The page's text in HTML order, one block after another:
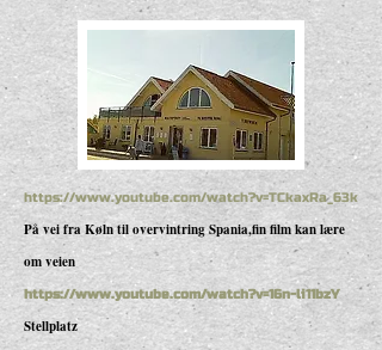
https://www.youtube.com/watch?v=TCkaxRa_63k
På vei fra Køln til overvintring Spania,fin film kan lære
om veien
https://www.youtube.com/watch?v=16n-li11bzY
Stellplatz